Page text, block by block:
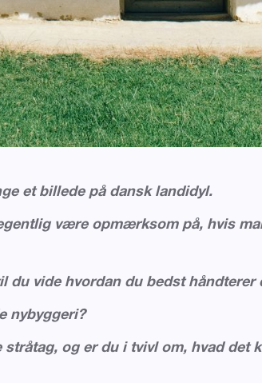
et billede på dansk landidyl.
være opmærksom på, hvis
du vide hvordan du bedst håndterer
nybyggeri?
og er du i tvivl om, hvad det